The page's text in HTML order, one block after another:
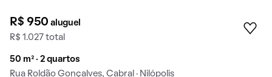
R$ 950aluguel
R$ 1.027 total
50 m² · 2 quartos
Rua Roldão Gonçalves, Cabral · Nilópolis